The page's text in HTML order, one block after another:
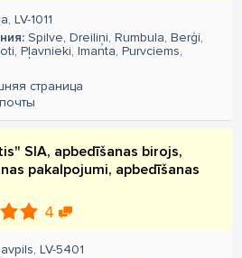
LV-1011
Spilve, Dreiliņi, Rumbula, Berģi,
Pļavnieki, Imanta, Purvciems,
страница
SIA, apbedīšanas birojs,
pakalpojumi, apbedīšanas
4
LV-5401